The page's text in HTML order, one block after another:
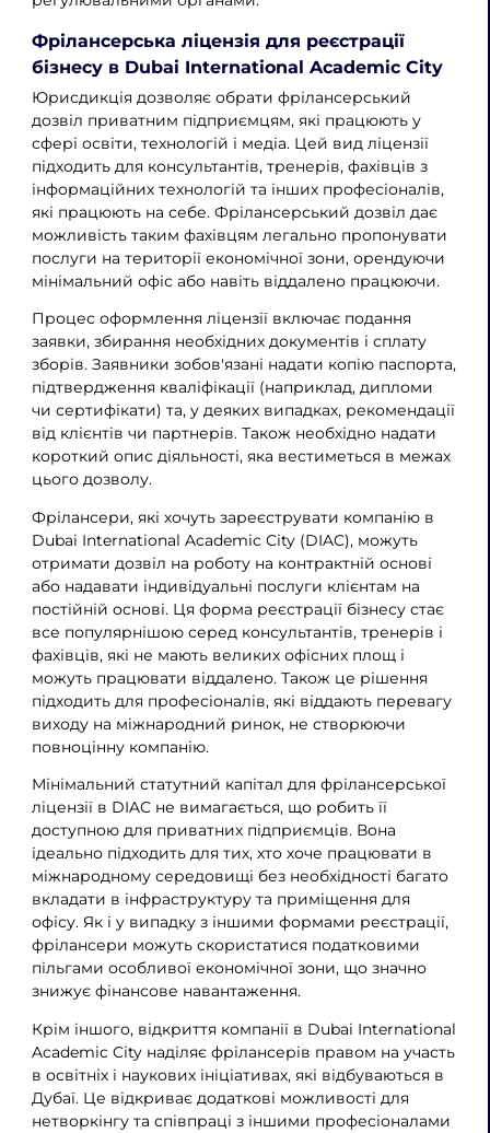
Фрілансерська ліцензія для реєстрації
бізнесу в Dubai International Academic City
Юрисдикція дозволяє обрати фрілансерський
дозвіл приватним підприємцям, які працюють у
сфері освіти, технологій і медіа. Цей вид ліцензії
підходить для консультантів, тренерів, фахівців з
інформаційних технологій та інших професіоналів,
які працюють на себе. Фрілансерський дозвіл дає
можливість таким фахівцям легально пропонувати
послуги на території економічної зони, орендуючи
мінімальний офіс або навіть віддалено працюючи.
Процес оформлення ліцензії включає подання
заявки, збирання необхідних документів і сплату
зборів. Заявники зобов'язані надати копію паспорта,
підтвердження кваліфікації (наприклад, дипломи
чи сертифікати) та, у деяких випадках, рекомендації
від клієнтів чи партнерів. Також необхідно надати
короткий опис діяльності, яка вестиметься в межах
цього дозволу.
Фрілансери, які хочуть зареєструвати компанію в
Dubai International Academic City (DIAC), можуть
отримати дозвіл на роботу на контрактній основі
або надавати індивідуальні послуги клієнтам на
постійній основі. Ця форма реєстрації бізнесу стає
все популярнішою серед консультантів, тренерів і
фахівців, які не мають великих офісних площ і
можуть працювати віддалено. Також це рішення
підходить для професіоналів, які віддають перевагу
виходу на міжнародний ринок, не створюючи
повноцінну компанію.
Мінімальний статутний капітал для фрілансерської
ліцензії в DIAC не вимагається, що робить її
доступною для приватних підприємців. Вона
ідеально підходить для тих, хто хоче працювати в
міжнародному середовищі без необхідності багато
вкладати в інфраструктуру та приміщення для
офісу. Як і у випадку з іншими формами реєстрації,
фрілансери можуть скористатися податковими
пільгами особливої ​​економічної зони, що значно
знижує фінансове навантаження.
Крім іншого, відкриття компанії в Dubai International
Academic City наділяє фрілансерів правом на участь
в освітніх і наукових ініціативах, які відбуваються в
Дубаї. Це відкриває додаткові можливості для
нетворкінгу та співпраці з іншими професіоналами